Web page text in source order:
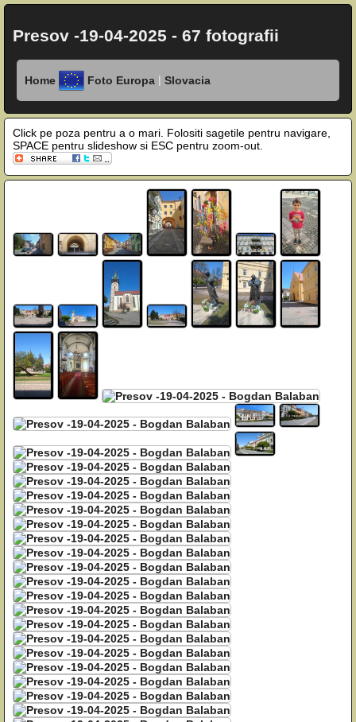
Presov -19-04-2025 - 67 fotografii
Home Foto Europa | Slovacia
Click pe poza pentru a o mari. Folositi sagetile pentru navigare,
SPACE pentru slideshow si ESC pentru zoom-out.